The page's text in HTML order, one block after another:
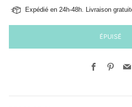
Expédié en 24h-48h. Livraison
ÉPUISÉ
Facebook